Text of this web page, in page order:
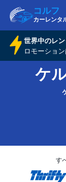
コルフ
カーレンタ
世界中のレ
ロモーショ
ケ
す